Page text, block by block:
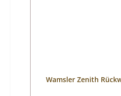
Wamsler Zenith